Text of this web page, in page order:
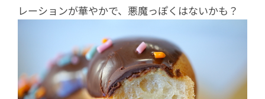
レーションが華やかで、悪魔っぽくはないかも？